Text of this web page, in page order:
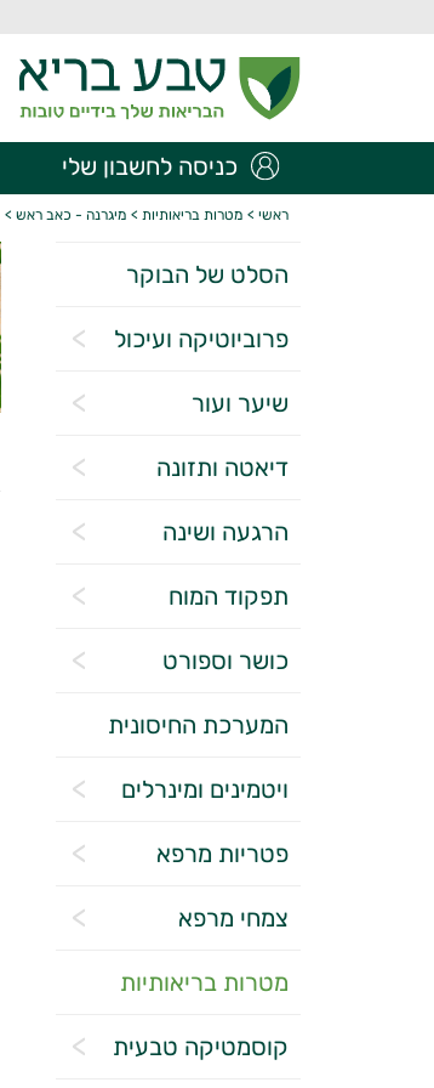
כניסה לחשבון שלי
ראשי > מטרות בריאותיות > מיגרנה - כאב ראש >
הסלט של הבוקר
פרוביוטיקה ועיכול
שיער ועור
דיאטה ותזונה
הרגעה ושינה
תפקוד המוח
כושר וספורט
המערכת החיסונית
ויטמינים ומינרלים
פטריות מרפא
צמחי מרפא
מטרות בריאותיות
קוסמטיקה טבעית